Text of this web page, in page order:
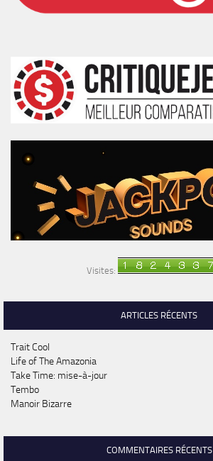
Visites:
ARTICLES RÉCENTS
Trait Cool
Life of The Amazonia
Take Time: mise-à-jour
Tembo
Manoir Bizarre
COMMENTAIRES RÉCENTS